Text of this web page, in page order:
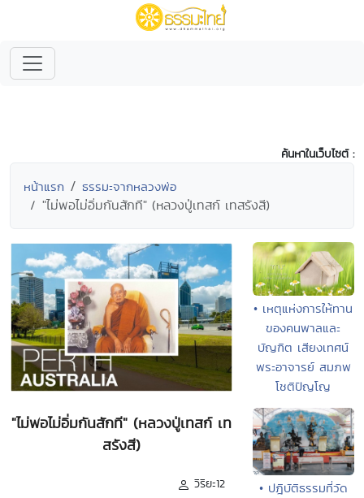
ค้นหาในเว็บไซต์ :
หน้าแรก ธรรมะจากหลวงพ่อ
"ไม่พอไม่อิ่มกันสักที" (หลวงปู่เทสก์ เทสรังสี)
"ไม่พอไม่อิ่มกันสักที" (หลวงปู่เทสก์ เท
สรังสี)
วิริยะ12
• เหตุแห่งการให้ทาน
ของคนพาลและ
บัญฑิต เสียงเทศน์
พระอาจารย์ สมภพ
โชติปัญโญ
• ปฎิบัติธรรมที่วัด